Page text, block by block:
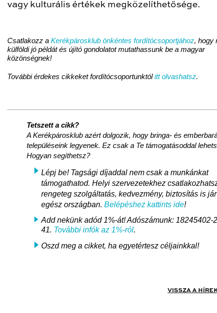
vagy kulturális értékek megközelíthetősége.
Csatlakozz a Kerékpárosklub önkéntes fordítócsoportjához, hogy
külföldi jó példát és újító gondolatot mutathassunk be a magyar
közönségnek!
További érdekes cikkeket fordítócsoportunktólitt olvashatsz.
Tetszett a cikk?
A Kerékpárosklub azért dolgozik, hogy bringa- és
településeink legyenek. Ez csak a Te támogatásoddal
Hogyan segíthetsz?
Lépj be! Tagsági díjaddal nem csak a munkánkat
támogathatod. Helyi szervezetekhez
rengeteg szolgáltatás, kedvezmény, biztosítás is
egész országban. Belépéshez kattints ide!
Add nekünk adód 1%-át! Adószámunk: 18245402-
41. További infók az 1%-ról.
Oszd meg a cikket, ha egyetértesz céljainkkal!
VISSZA A